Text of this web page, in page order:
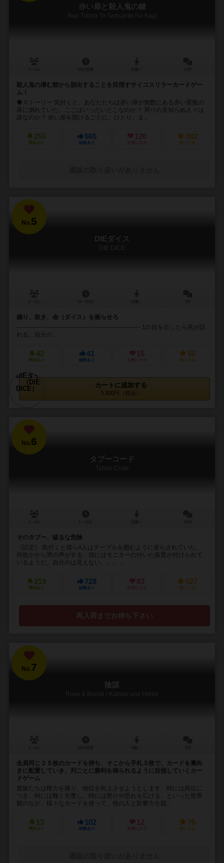
赤い扉と殺人鬼の鍵
Akai Tobira To Satsujinki No Kagi
殺人鬼の潜む館から脱出することを目指すサイコスリラーカードゲー
ム！
◆ストーリー 気付くと、あなたたちは赤い扉が無数にある赤い屋敷の
床に倒れていた。ここはいったいどこなのか？ 周りの見知らぬ人々は
誰なのか？ 赤い扉を開けるごとに、ひとり、ま...
255
興味あり
565
経験あり
120
お気に入り
382
持ってる
No.5
DIEダイス
DIE DICE
煽り、欺き、命（ダイス）を振らせろ
-------------------------------------------------------------- 1の目を出したら死が訪
れる... 自分の...
42
興味あり
41
経験あり
15
お気に入り
55
持ってる
カートに追加する
3,300円（税込）
No.6
タブーコード
Taboo Code
そのタブー、破るな危険
《設定》 気付くと僕ら4人はテーブルを囲むように座らされていた。
何処かから男の声がする、頭にはモニターの付いた装置が付けられて
いるようだ。自分のは見えない。。。 ...
219
興味あり
728
経験あり
83
お気に入り
527
持ってる
再入荷までお待ち下さい
No.7
陰謀
Ruse & Bruise / Kabale und Hiebe
全員同じ２５枚のカードを持ち、そこから手札３枚で、カードを裏向
きに配置していき、列ごとに勝利を得られるように目指していくカー
ドゲーム
貴族たちは権力を握り、地位を向上させようとします、時には高位に
つき、時には醜く失墜し、時には怒りや恐れを広げる、といった世界
観のなか、様々なカードを使って、他の人と影響力を競...
13
興味あり
102
経験あり
12
お気に入り
75
持ってる